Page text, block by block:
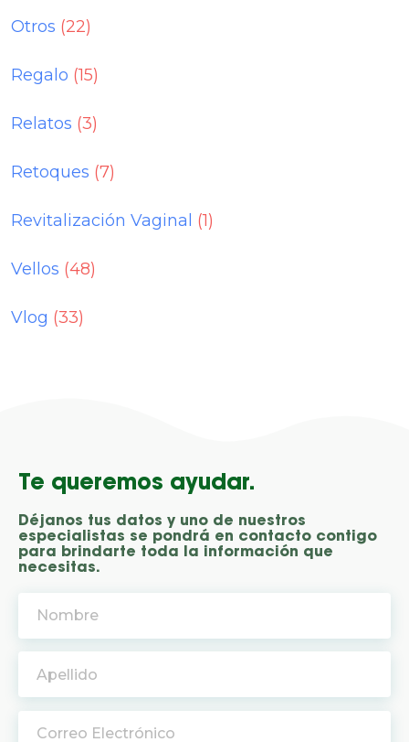
Otros (22)
Regalo (15)
Relatos (3)
Retoques (7)
Revitalización Vaginal (1)
Vellos (48)
Vlog (33)
Te queremos ayudar.
Déjanos tus datos y uno de nuestros
especialistas se pondrá en contacto contigo
para brindarte toda la información que
necesitas.